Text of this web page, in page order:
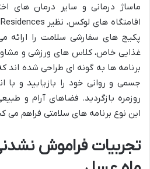
ماساژ درمانی و سایر درمان های
پکیج های سفارشی سلامت را ارائه
غذایی خاص، کلاس های ورزشی و
برنامه ها به گونه ای طراحی شده اند
جسمی و روانی خود را بازیابید و با
روزمره بازگردید. فضاهای آرام و
این نوع برنامه های سلامتی فراهم می
تجربیات فراموش